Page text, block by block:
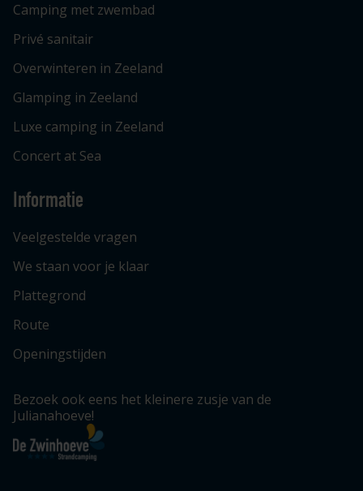
Camping met zwembad
Privé sanitair
Overwinteren in Zeeland
Glamping in Zeeland
Luxe camping in Zeeland
Concert at Sea
Informatie
Veelgestelde vragen
We staan voor je klaar
Plattegrond
Route
Openingstijden
Bezoek ook eens het kleinere zusje van de
Julianahoeve!